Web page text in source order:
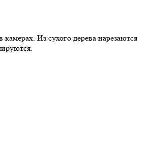
Из сухого дерева нарезаются